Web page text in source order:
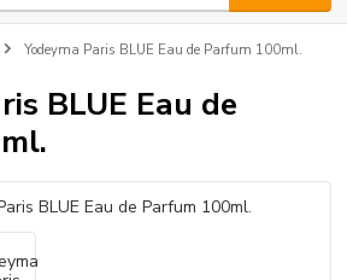
Yodeyma Paris BLUE Eau de Parfum 100ml.
BLUE Eau de